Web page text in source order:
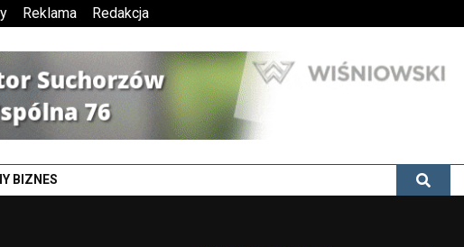
Reklama Redakcja
BIZNES